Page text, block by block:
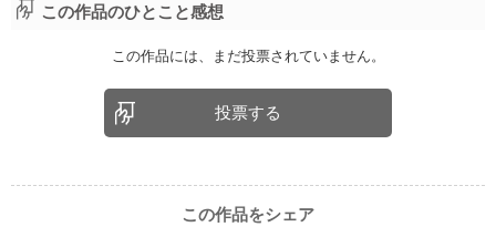
この作品のひとこと感想
この作品には、まだ投票されていません。
投票する
この作品をシェア